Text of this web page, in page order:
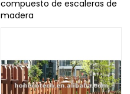
compuesto de escaleras de
madera